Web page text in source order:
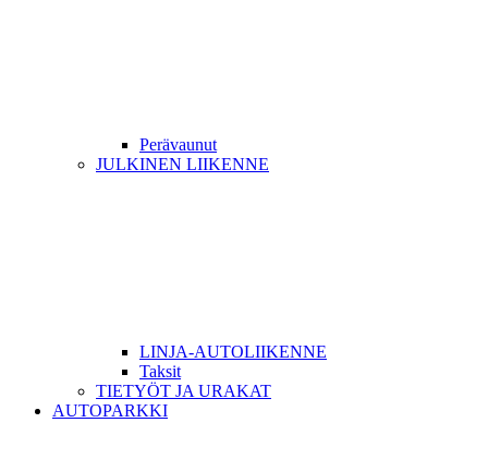
Perävaunut
JULKINEN LIIKENNE
LINJA-AUTOLIIKENNE
Taksit
TIETYÖT JA URAKAT
AUTOPARKKI